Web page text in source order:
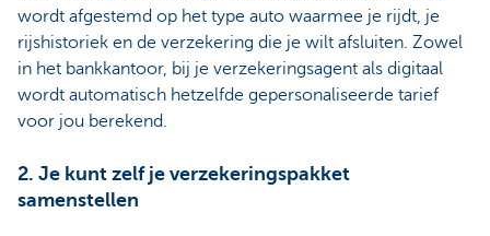
wordt afgestemd op het type auto waarmee je rijdt, je
rijshistoriek en de verzekering die je wilt afsluiten. Zowel
in het bankkantoor, bij je verzekeringsagent als digitaal
wordt automatisch hetzelfde gepersonaliseerde tarief
voor jou berekend.
2. Je kunt zelf je verzekeringspakket
samenstellen